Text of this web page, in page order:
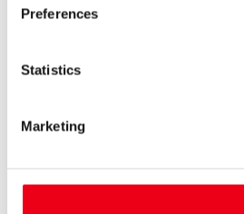
Preferences
Statistics
Marketing